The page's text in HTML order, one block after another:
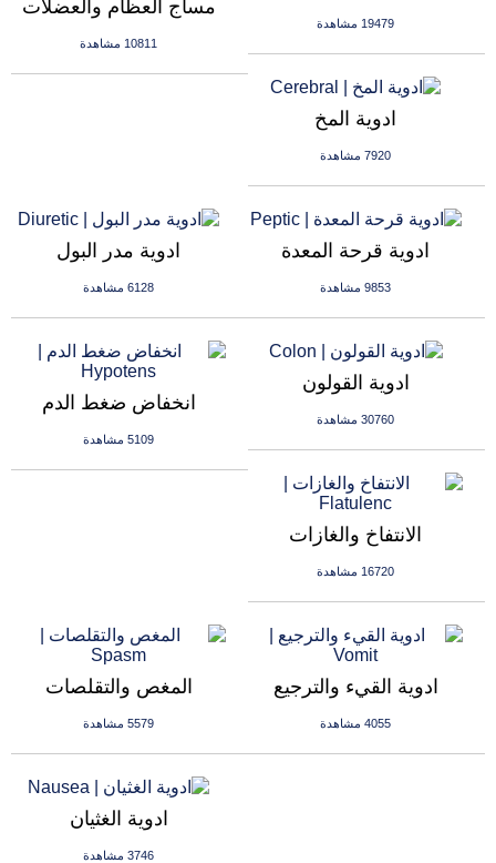
مساج العظام والعضلات
10811 مشاهدة
19479 مشاهدة
ادوية المخ
7920 مشاهدة
ادوية مدر البول
6128 مشاهدة
ادوية قرحة المعدة
9853 مشاهدة
انخفاض ضغط الدم
5109 مشاهدة
ادوية القولون
30760 مشاهدة
الانتفاخ والغازات
16720 مشاهدة
المغص والتقلصات
5579 مشاهدة
ادوية القيء والترجيع
4055 مشاهدة
ادوية الغثيان
3746 مشاهدة